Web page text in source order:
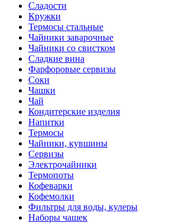
Сладости
Кружки
Термосы стальные
Чайники заварочные
Чайники со свистком
Сладкие вина
Фарфоровые сервизы
Соки
Чашки
Чай
Кондитерские изделия
Напитки
Термосы
Чайники, кувшины
Сервизы
Электрочайники
Термопоты
Кофеварки
Кофемолки
Фильтры для воды, кулеры
Наборы чашек